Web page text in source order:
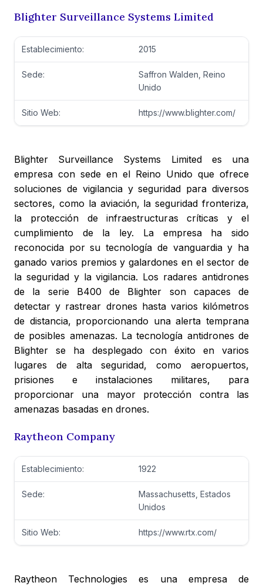
Blighter Surveillance Systems Limited
Establecimiento: 2015
Sede:
Saffron Walden, Reino
Unido
Sitio Web: https://www.blighter.com/
Blighter Surveillance Systems Limited es una
empresa con sede en el Reino Unido que ofrece
soluciones de vigilancia y seguridad para diversos
sectores, como la aviación, la seguridad fronteriza,
la protección de infraestructuras críticas y el
cumplimiento de la ley. La empresa ha sido
reconocida por su tecnología de vanguardia y ha
ganado varios premios y galardones en el sector de
la seguridad y la vigilancia. Los radares antidrones
de la serie B400 de Blighter son capaces de
detectar y rastrear drones hasta varios kilómetros
de distancia, proporcionando una alerta temprana
de posibles amenazas. La tecnología antidrones de
Blighter se ha desplegado con éxito en varios
lugares de alta seguridad, como aeropuertos,
prisiones e instalaciones militares, para
proporcionar una mayor protección contra las
amenazas basadas en drones.
Raytheon Company
Establecimiento: 1922
Sede:
Massachusetts, Estados
Unidos
Sitio Web: https://www.rtx.com/
Raytheon Technologies es una empresa de